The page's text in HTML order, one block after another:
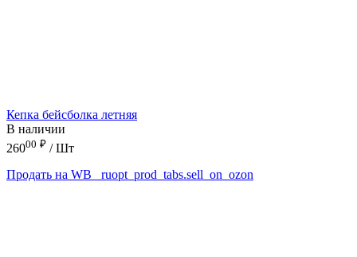
Кепка бейсболка летняя
В наличии
26000 ₽ / Шт
Продать на WB
_ruopt_prod_tabs.sell_on_ozon